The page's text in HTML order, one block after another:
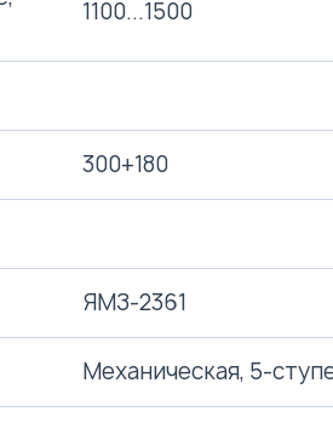
1100...1500
300+180
ЯМЗ-2361
Механическая, 5-